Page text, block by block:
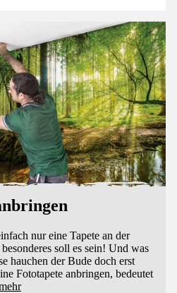
nur eine Tapete an der
soll es sein! Und was
hauchen der Bude doch erst
Fototapete anbringen, bedeutet